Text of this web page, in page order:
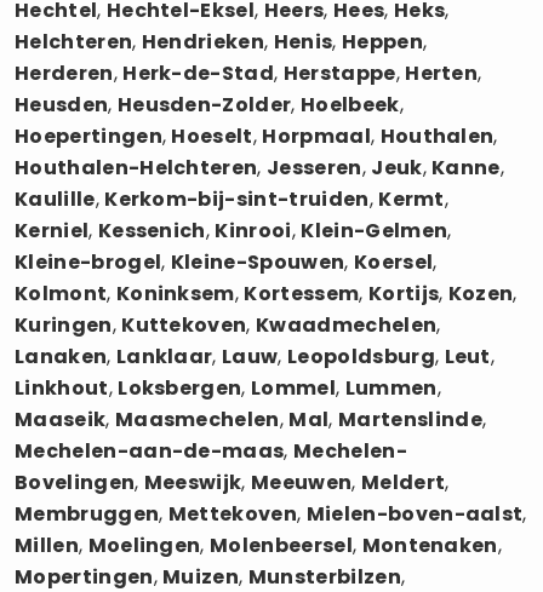
Hechtel, Hechtel-Eksel, Heers, Hees, Heks,
Helchteren, Hendrieken, Henis, Heppen,
Herderen, Herk-de-Stad, Herstappe, Herten,
Heusden, Heusden-Zolder, Hoelbeek,
Hoepertingen, Hoeselt, Horpmaal, Houthalen,
Houthalen-Helchteren, Jesseren, Jeuk, Kanne,
Kaulille, Kerkom-bij-sint-truiden, Kermt,
Kerniel, Kessenich, Kinrooi, Klein-Gelmen,
Kleine-brogel, Kleine-Spouwen, Koersel,
Kolmont, Koninksem, Kortessem, Kortijs, Kozen,
Kuringen, Kuttekoven, Kwaadmechelen,
Lanaken, Lanklaar, Lauw, Leopoldsburg, Leut,
Linkhout, Loksbergen, Lommel, Lummen,
Maaseik, Maasmechelen, Mal, Martenslinde,
Mechelen-aan-de-maas, Mechelen-
Bovelingen, Meeswijk, Meeuwen, Meldert,
Membruggen, Mettekoven, Mielen-boven-aalst,
Millen, Moelingen, Molenbeersel, Montenaken,
Mopertingen, Muizen, Munsterbilzen,